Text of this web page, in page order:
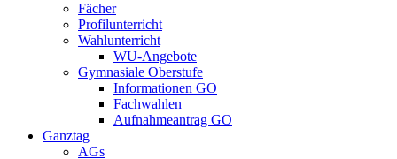
Fächer
Profilunterricht
Wahlunterricht
WU-Angebote
Gymnasiale Oberstufe
Informationen GO
Fachwahlen
Aufnahmeantrag GO
Ganztag
AGs